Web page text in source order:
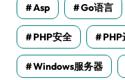
Asp Go语言
PHP安全
Windows服务器